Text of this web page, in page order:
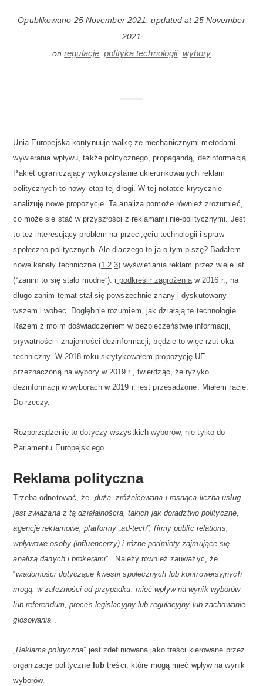
Opublikowano 25 November 2021 , updated at 25 November
2021
onregulacje ,polityka technologii, wybory
Unia Europejska kontynuuje walkę ze mechanicznymi metodami
wywierania wpływu, także politycznego, propagandą, dezinformacją.
Pakiet ograniczający wykorzystanie ukierunkowanych reklam
politycznych to nowy etap tej drogi. W tej notatce krytycznie
analizuję nowe propozycje. Ta analiza pomoże również zrozumieć,
co może się stać w przyszłości z reklamami nie-politycznymi. Jest
to też interesujący problem na przeci,ęciu technologii i spraw
społeczno-politycznych. Ale dlaczego to ja o tym piszę? Badałem
nowe kanały techniczne (12 3) wyświetlania reklam przez wiele lat
(“zanim to się stało modne”). i podkreślił zagrożeniaw 2016 r., na
długozanim temat stał się powszechnie znany i dyskutowany
wszem i wobec. Dogłębnie rozumiem, jak działają te technologie.
Razem z moim doświadczeniem w bezpieczeństwie informacji,
prywatności i znajomości dezinformacji, będzie to więc rzut oka
techniczny. W 2018 rokuskrytykowałem propozycję UE
przeznaczoną na wybory w 2019 r., twierdząc, że ryzyko
dezinformacji w wyborach w 2019 r. jest przesadzone. Miałem rację.
Do rzeczy.
Rozporządzenie to dotyczy wszystkich wyborów, nie tylko do
Parlamentu Europejskiego.
Reklama polityczna
Trzeba odnotować, że „duża, zróżnicowana i rosnąca liczba usług
jest związana z tą działalnością, takich jak doradztwo polityczne,
agencje reklamowe, platformy „ad-tech”, firmy public relations,
wpływowe osoby (influencerzy) i różne podmioty zajmujące się
analizą danych i brokerami” . Należy również zauważyć, że
“wiadomości dotyczące kwestii społecznych lub kontrowersyjnych
mogą, w zależności od przypadku, mieć wpływ na wynik wyborów
lub referendum, proces legislacyjny lub regulacyjny lub zachowanie
głosowania”.
„Reklama polityczna” jest zdefiniowana jako treści kierowane przez
organizacje polityczne lub treści, które mogą mieć wpływ na wynik
wyborów.